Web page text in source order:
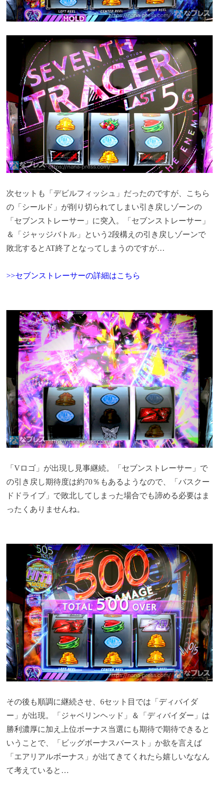
次セットも「デビルフィッシュ」だったのですが、こちら
の「シールド」が削り切られてしまい引き戻しゾーンの
「セブンストレーサー」に突入。「セブンストレーサー」
＆「ジャッジバトル」という2段構えの引き戻しゾーンで
敗北するとAT終了となってしまうのですが…
>>セブンストレーサーの詳細はこちら
「Vロゴ」が出現し見事継続。「セブンストレーサー」で
の引き戻し期待度は約70％もあるようなので、「バスクー
ドドライブ」で敗北してしまった場合でも諦める必要はま
ったくありませんね。
その後も順調に継続させ、6セット目では「ディバイダ
ー」が出現。「ジャベリンヘッド」＆「ディバイダー」は
勝利濃厚に加え上位ボーナス当選にも期待で期待できると
いうことで、「ビッグボーナスバースト」か欲を言えば
「エアリアルボーナス」が出てきてくれたら嬉しいななん
て考えていると…